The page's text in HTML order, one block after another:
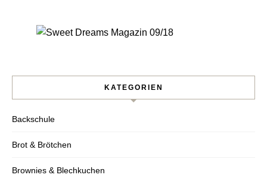
KATEGORIEN
Backschule
Brot & Brötchen
Brownies & Blechkuchen